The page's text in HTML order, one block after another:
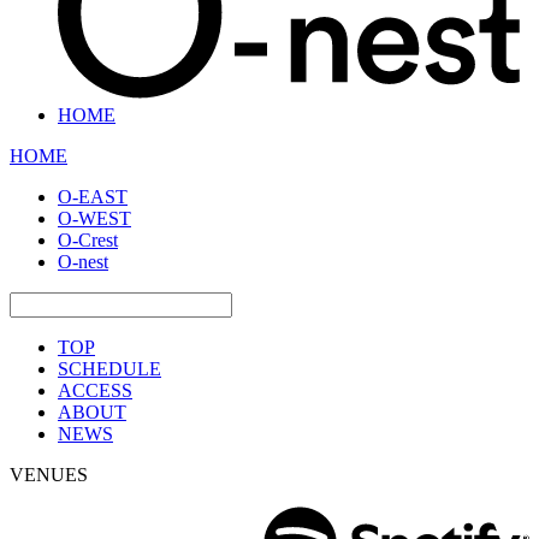
HOME
HOME
O-EAST
O-WEST
O-Crest
O-nest
TOP
SCHEDULE
ACCESS
ABOUT
NEWS
VENUES